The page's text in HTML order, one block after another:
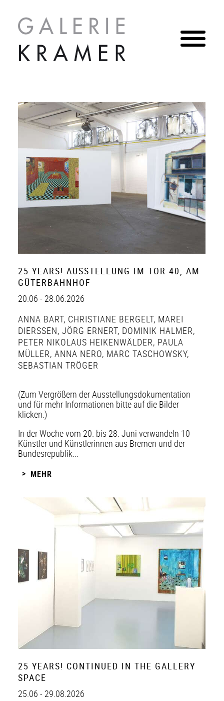
25 YEARS! AUSSTELLUNG IM TOR 40, AM
GÜTERBAHNHOF
20.06 - 28.06.2026
ANNA BART, CHRISTIANE BERGELT, MAREI
DIERSSEN , JÖRG ERNERT, DOMINIK HALMER,
PETER NIKOLAUS HEIKENWÄLDER, PAULA
MÜLLER, ANNA NERO, MARC TASCHOWSKY,
SEBASTIAN TRÖGER
(Zum Vergrößern der Ausstellungsdokumentation
und für mehr Informationen bitte auf die Bilder
klicken.)
In der Woche vom 20. bis 28. Juni verwandeln 10
Künstler und Künstlerinnen aus Bremen und der
Bundesrepublik...
MEHR
25 YEARS! CONTINUED IN THE GALLERY
SPACE
25.06 - 29.08.2026